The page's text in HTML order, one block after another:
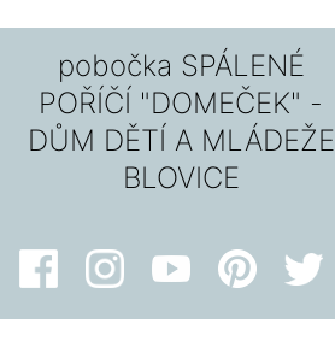
pobočka SPÁLENÉ
POŘÍČÍ "DOMEČEK" -
DŮM DĚTÍ A MLÁDEŽE
BLOVICE